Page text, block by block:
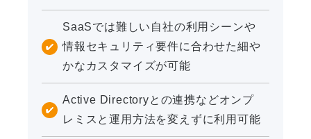
SaaSでは難しい自社の利用シーンや
情報セキュリティ要件に合わせた細や
かなカスタマイズが可能
Active Directoryとの連携などオンプ
レミスと運用方法を変えずに利用可能